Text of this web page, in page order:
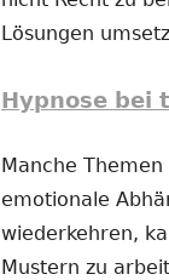
Lösungen
Hypnose bei
Manche
emotionale
wiederkehren,
Mustern zu